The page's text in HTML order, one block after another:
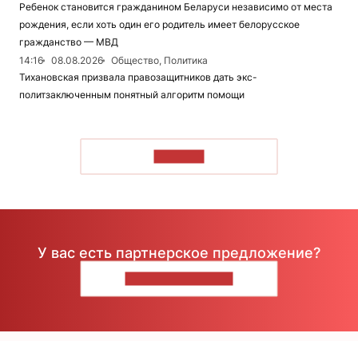
Ребенок становится гражданином Беларуси независимо от места
рождения, если хоть один его родитель имеет белорусское
гражданство — МВД
14:16
08.08.2026
Общество, Политика
Тихановская призвала правозащитников дать экс-
политзаключенным понятный алгоритм помощи
У вас есть партнерское предложение?